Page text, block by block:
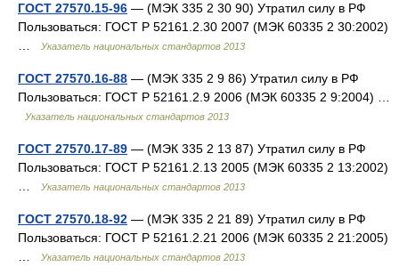
ГОСТ 27570.15-96 — (МЭК 335 2 30 90) Утратил силу в РФ
Пользоваться: ГОСТ Р 52161.2.30 2007 (МЭК 60335 2 30:2002)
Указатель национальных стандартов 2013
ГОСТ 27570.16-88 — (МЭК 335 2 9 86) Утратил силу в РФ
Пользоваться: ГОСТ Р 52161.2.9 2006 (МЭК 60335 2 9:2004) …
Указатель национальных стандартов 2013
ГОСТ 27570.17-89 — (МЭК 335 2 13 87) Утратил силу в РФ
Пользоваться: ГОСТ Р 52161.2.13 2005 (МЭК 60335 2 13:2002)
Указатель национальных стандартов 2013
ГОСТ 27570.18-92 — (МЭК 335 2 21 89) Утратил силу в РФ
Пользоваться: ГОСТ Р 52161.2.21 2006 (МЭК 60335 2 21:2005)
Указатель национальных стандартов 2013